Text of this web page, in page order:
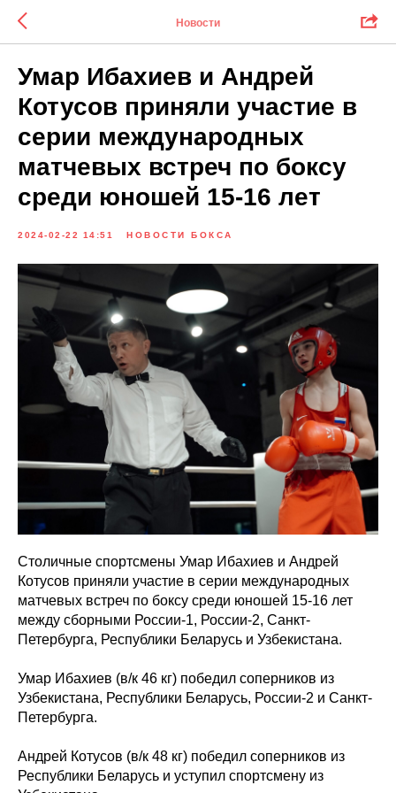
Новости
Умар Ибахиев и Андрей
Котусов приняли участие в
серии международных
матчевых встреч по боксу
среди юношей 15-16 лет
2024-02-22 14:51 НОВОСТИ БОКСА
Столичные спортсмены Умар Ибахиев и Андрей
Котусов приняли участие в серии международных
матчевых встреч по боксу среди юношей 15-16 лет
между сборными России-1, России-2, Санкт-
Петербурга, Республики Беларусь и Узбекистана.
Умар Ибахиев (в/к 46 кг) победил соперников из
Узбекистана, Республики Беларусь, России-2 и Санкт-
Петербурга.
Андрей Котусов (в/к 48 кг) победил соперников из
Республики Беларусь и уступил спортсмену из